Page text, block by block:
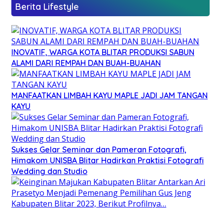
Berita Lifestyle
INOVATIF, WARGA KOTA BLITAR PRODUKSI SABUN
ALAMI DARI REMPAH DAN BUAH-BUAHAN
MANFAATKAN LIMBAH KAYU MAPLE JADI JAM TANGAN
KAYU
Sukses Gelar Seminar dan Pameran Fotografi,
Himakom UNISBA Blitar Hadirkan Praktisi Fotografi
Wedding dan Studio